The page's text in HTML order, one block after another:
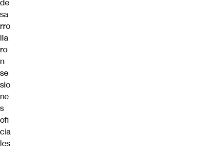
de
sa
rro
lla
ro
n
se
sio
ne
s
ofi
cia
les